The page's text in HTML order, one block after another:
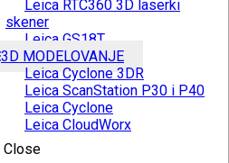
Leica RTC360 3D laserki
skener
Leica GS18T
3D MODELOVANJE
Leica Cyclone 3DR
Leica ScanStation P30 i P40
Leica Cyclone
Leica CloudWorx
Close